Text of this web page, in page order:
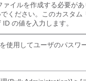
ァイルを作成する必要が
ください。このカスタ
の値を入力します。
使用してユーザのパスワ